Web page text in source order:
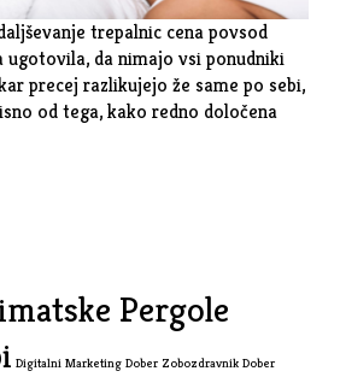
trepalnic cena povsod
ugotovila, da nimajo vsi ponudniki
precej razlikujejo že same po sebi,
od tega, kako redno določena
Pergole
Digitalni Marketing Dober Zobozdravnik Dober